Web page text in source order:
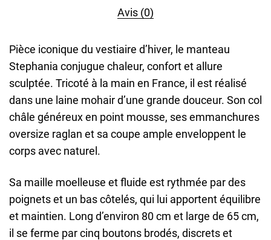
Avis (0)
Pièce iconique du vestiaire d’hiver, le manteau
Stephania conjugue chaleur, confort et allure
sculptée. Tricoté à la main en France, il est réalisé
dans une laine mohair d’une grande douceur. Son col
châle généreux en point mousse, ses emmanchures
oversize raglan et sa coupe ample enveloppent le
corps avec naturel.
Sa maille moelleuse et fluide est rythmée par des
poignets et un bas côtelés, qui lui apportent équilibre
et maintien. Long d’environ 80 cm et large de 65 cm,
il se ferme par cinq boutons brodés, discrets et